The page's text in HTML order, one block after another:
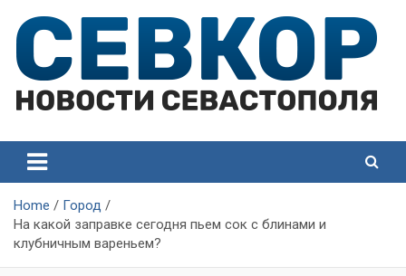
content
Севастополя
Севастополя
Home
Город
На какой заправке сегодня пьем сок с блинами и
клубничным вареньем?